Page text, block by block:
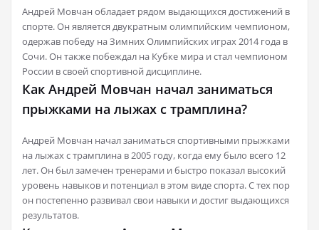
Андрей Мовчан обладает рядом выдающихся достижений в
спорте. Он является двукратным олимпийским чемпионом,
одержав победу на Зимних Олимпийских играх 2014 года в
Сочи. Он также побеждал на Кубке мира и стал чемпионом
России в своей спортивной дисциплине.
Как Андрей Мовчан начал заниматься
прыжками на лыжах с трамплина?
Андрей Мовчан начал заниматься спортивными прыжками
на лыжах с трамплина в 2005 году, когда ему было всего 12
лет. Он был замечен тренерами и быстро показал высокий
уровень навыков и потенциал в этом виде спорта. С тех пор
он постепенно развивал свои навыки и достиг выдающихся
результатов.